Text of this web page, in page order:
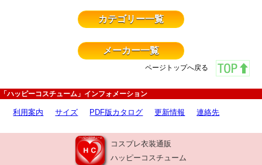
カテゴリー一覧
メーカー一覧
ページトップへ戻る
「ハッピーコスチューム」インフォメーション
利用案内 サイズ PDF版カタログ 更新情報 連絡先
コスプレ衣装通販
ハッピーコスチューム